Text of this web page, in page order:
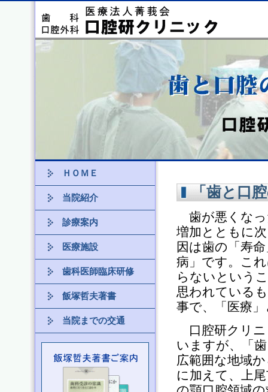
ＨＯＭＥ
当院紹介
診療案内
医療施設
歯科医師臨床研修
飯塚哲夫著書
当院までの交通
「歯と口
歯が悪くなっ
増加とともに
因は歯の「寿
病」です。こ
らないという
思われている
事で、「医療
口腔研クリニ
いますが、「
広範囲な地域
に加えて、上